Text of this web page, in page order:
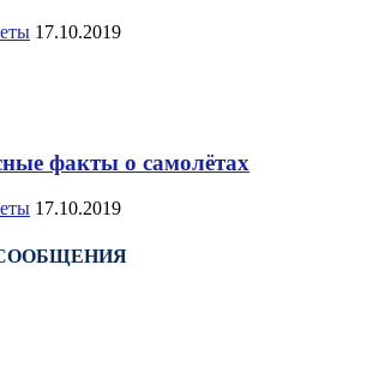
17.10.2019
факты о самолётах
17.10.2019